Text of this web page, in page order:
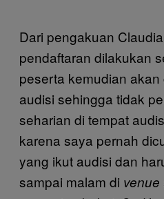
Dari pengakuan
pendaftaran dilakukan
peserta kemudian
audisi sehingga tidak
seharian di tempat
karena saya pernah
yang ikut audisi dan
sampai malam di venue